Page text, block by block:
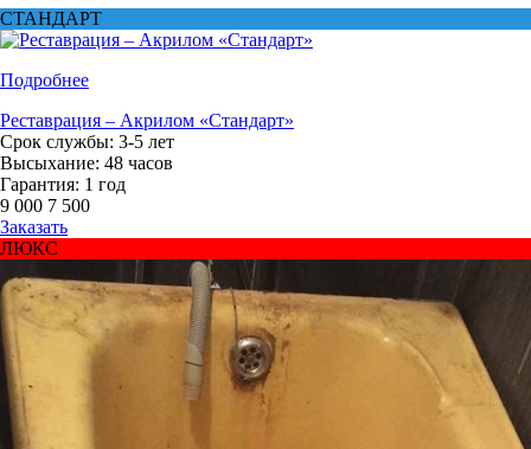
СТАНДАРТ
Подробнее
Реставрация – Акрилом «Стандарт»
Срок службы: 3-5 лет
Высыхание: 48 часов
Гарантия: 1 год
9 000 7 500
Заказать
ЛЮКС